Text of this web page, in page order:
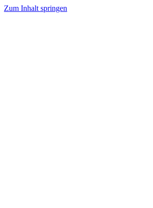
Zum Inhalt springen